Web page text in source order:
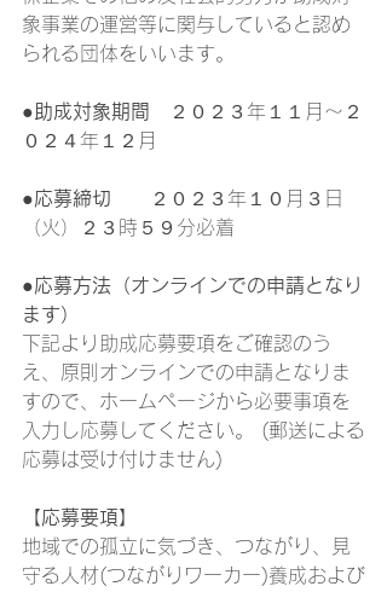
象事業の運営等に関与していると認め
られる団体をいいます。
●助成対象期間
２０２３年１１月～２
０２４年１２月
●応募締切
２０２３年１０月３日
（火）２３時５９分必着
●応募方法（オンラインでの申請となり
ます）
下記より助成応募要項をご確認のう
え、原則オンラインでの申請となりま
すので、ホームページから必要事項を
入力し応募してください。 (郵送による
応募は受け付けません)
【応募要項】
地域での孤立に気づき、つながり、見
守る人材(つながりワーカー)養成および